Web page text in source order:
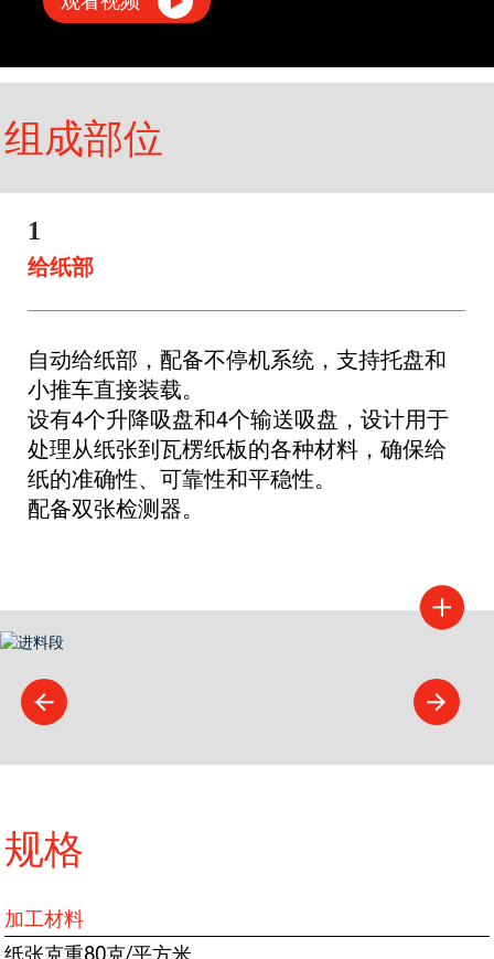
组成部位
1
给纸部
自动给纸部，配备不停机系统，支持托盘和
小推车直接装载。
设有4个升降吸盘和4个输送吸盘，设计用于
处理从纸张到瓦楞纸板的各种材料，确保给
纸的准确性、可靠性和平稳性。
配备双张检测器。
规格
加工材料